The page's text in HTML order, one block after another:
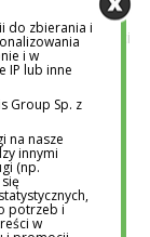
doświadczać
samodzielności
badania,
lęku i
bez
do zbierania i
i w
IP lub inne
Group Sp. z
na nasze
innymi
(np.
potrzeb i
w